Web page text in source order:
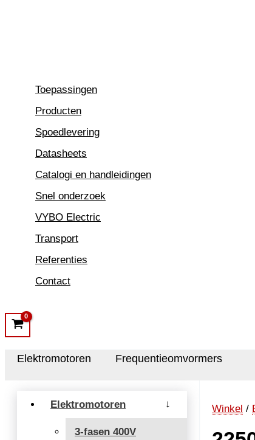
Toepassingen
Producten
Spoedlevering
Datasheets
Catalogi en handleidingen
Snel onderzoek
VYBO Electric
Transport
Referenties
Contact
Elektromotoren Frequentieomvormers
Elektromotoren →
3-fasen 400V
Winkel /